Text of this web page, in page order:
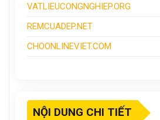
VATLIEUCONGNGHIEP.ORG
REMCUADEP.NET
CHOONLINEVIET.COM
NỘI DUNG CHI TIẾT